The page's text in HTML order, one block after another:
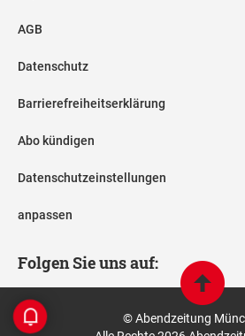
AGB
Datenschutz
Barrierefreiheitserklärung
Abo kündigen
Datenschutzeinstellungen
anpassen
Folgen Sie uns auf:
© Abendzeitung